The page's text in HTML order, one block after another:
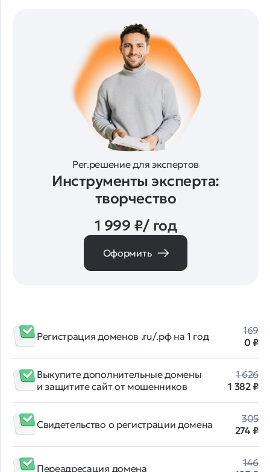
Рег.решение для экспертов
Инструменты эксперта:
творчество
1 999 ₽/ год
Оформить
Регистрация доменов .ru/.рф на 1 год
169
0 ₽
Выкупите дополнительные домены
и защитите сайт от мошенников
1 626
1 382 ₽
Свидетельство о регистрации домена
305
274 ₽
Переадресация домена
146